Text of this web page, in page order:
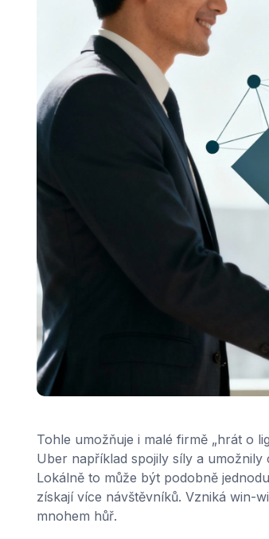
Tohle umožňuje i malé firmě „hrát o
Uber například spojily síly a
Lokálně to může být podobně
získají více návštěvníků. Vzniká win-
mnohem hůř.